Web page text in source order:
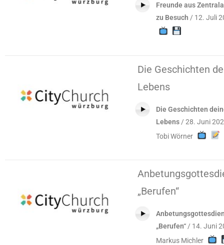
Freunde aus
zu Besuch / 12. Juli
Die Geschichten
Lebens
Die Geschichten
Lebens / 28. Juni
Tobi Wörner
„Berufen“
„Berufen“ / 14. Juni
Markus Michler